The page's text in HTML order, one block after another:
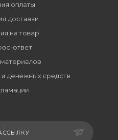
оплаты
доставки
на товар
ответ
и денежных средств